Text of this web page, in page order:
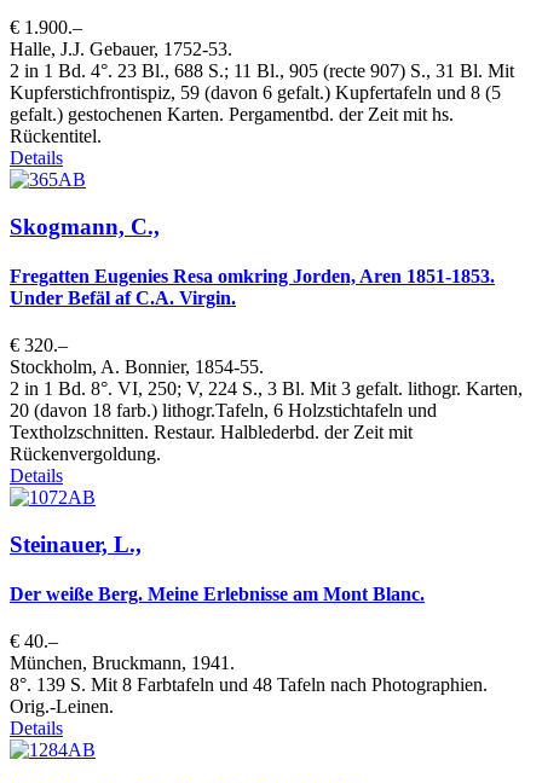
€ 1.900.–
Halle, J.J. Gebauer, 1752-53.
2 in 1 Bd. 4°. 23 Bl., 688 S.; 11 Bl., 905 (recte 907) S., 31 Bl. Mit
Kupferstichfrontispiz, 59 (davon 6 gefalt.) Kupfertafeln und 8 (5
gefalt.) gestochenen Karten. Pergamentbd. der Zeit mit hs.
Rückentitel.
Details
Skogmann, C.,
Fregatten Eugenies Resa omkring Jorden, Aren 1851-1853.
Under Befäl af C.A. Virgin.
€ 320.–
Stockholm, A. Bonnier, 1854-55.
2 in 1 Bd. 8°. VI, 250; V, 224 S., 3 Bl. Mit 3 gefalt. lithogr. Karten,
20 (davon 18 farb.) lithogr.Tafeln, 6 Holzstichtafeln und
Textholzschnitten. Restaur. Halblederbd. der Zeit mit
Rückenvergoldung.
Details
Steinauer, L.,
Der weiße Berg. Meine Erlebnisse am Mont Blanc.
€ 40.–
München, Bruckmann, 1941.
8°. 139 S. Mit 8 Farbtafeln und 48 Tafeln nach Photographien.
Orig.-Leinen.
Details